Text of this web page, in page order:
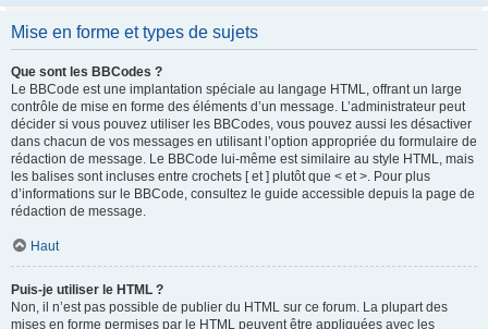
Mise en forme et types de sujets
Que sont les BBCodes ?
Le BBCode est une implantation spéciale au langage HTML, offrant un large
contrôle de mise en forme des éléments d’un message. L’administrateur peut
décider si vous pouvez utiliser les BBCodes, vous pouvez aussi les désactiver
dans chacun de vos messages en utilisant l’option appropriée du formulaire de
rédaction de message. Le BBCode lui-même est similaire au style HTML, mais
les balises sont incluses entre crochets [ et ] plutôt que < et >. Pour plus
d’informations sur le BBCode, consultez le guide accessible depuis la page de
rédaction de message.
Haut
Puis-je utiliser le HTML ?
Non, il n’est pas possible de publier du HTML sur ce forum. La plupart des
mises en forme permises par le HTML peuvent être appliquées avec les